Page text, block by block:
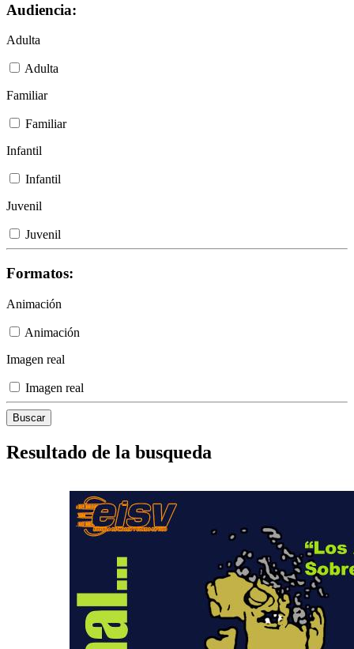
Audiencia:
Adulta
Adulta
Familiar
Familiar
Infantil
Infantil
Juvenil
Juvenil
Formatos:
Animación
Animación
Imagen real
Imagen real
Resultado de la busqueda